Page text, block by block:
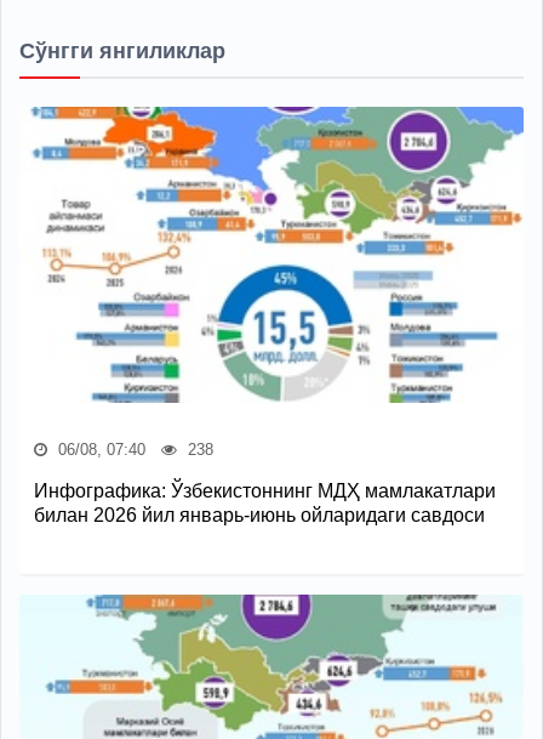
Сўнгги янгиликлар
06/08, 07:40 238
Инфографика: Ўзбекистоннинг МДҲ мамлакатлари
билан 2026 йил январь-июнь ойларидаги савдоси